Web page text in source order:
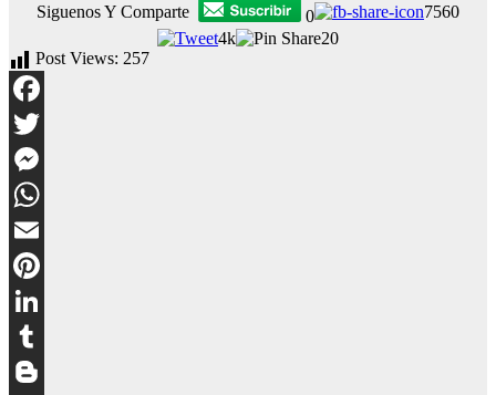
Siguenos Y Comparte 0
7560
4k
20
Post Views: 257
Facebook
Twitter
Messenger
WhatsApp
Email
Pinterest
LinkedIn
Tumblr